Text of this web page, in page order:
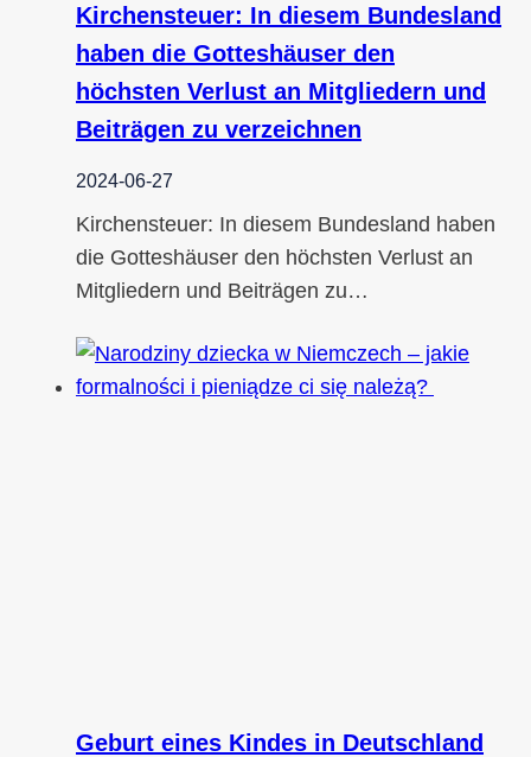
Kirchensteuer: In diesem Bundesland
haben die Gotteshäuser den
höchsten Verlust an Mitgliedern und
Beiträgen zu verzeichnen
2024-06-27
Kirchensteuer: In diesem Bundesland haben
die Gotteshäuser den höchsten Verlust an
Mitgliedern und Beiträgen zu…
Geburt eines Kindes in Deutschland